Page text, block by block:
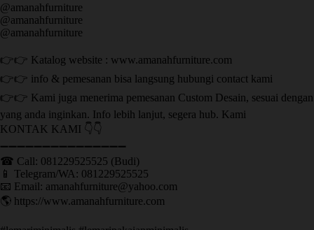
@amanahfurniture
@amanahfurniture
@amanahfurniture
👉👉 Katalog website : www.amanahfurniture.com
👉👉 info & pemesanan bisa langsung hubungi contact kami
👉👉 Kami juga menerima pemesanan Custom Desain, sesuai dengan
yang anda inginkan. Info lebih lanjut, segera hub. Kami
KONTAK KAMI 👇👇
➖➖➖➖➖➖➖➖➖➖➖➖➖➖➖ ㅤ
☎ Call: 081229525525 (Budi)
📱 Telegram/WA: 081229525525
📧 Email: amanahfurniture@yahoo.com
🌎 https://www.amanahfurniture.com